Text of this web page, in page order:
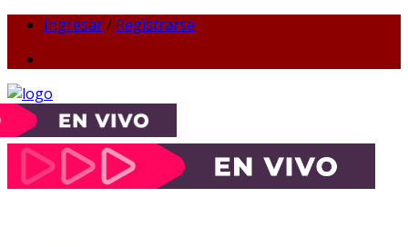
Ingresar/ Registrarse